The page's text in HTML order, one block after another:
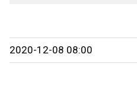
2020-12-08 08:00